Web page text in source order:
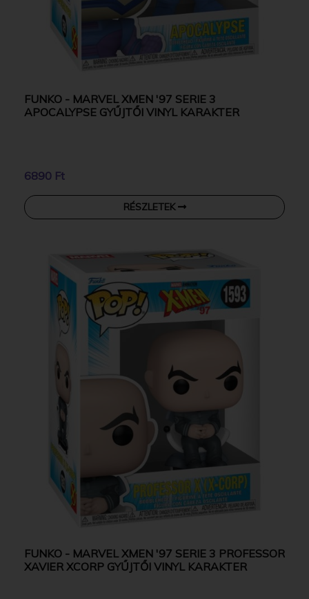
FUNKO - MARVEL XMEN '97 SERIE 3
APOCALYPSE GYŰJTŐI VINYL KARAKTER
6890 Ft
RÉSZLETEK
FUNKO - MARVEL XMEN '97 SERIE 3 PROFESSOR
XAVIER XCORP GYŰJTŐI VINYL KARAKTER